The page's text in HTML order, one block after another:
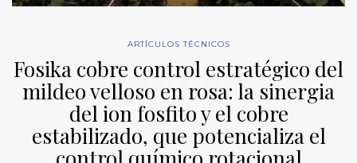
ARTÍCULOS TÉCNICOS
Fosika cobre control estratégico del
mildeo velloso en rosa: la sinergia
del ion fosfito y el cobre
estabilizado, que potencializa el